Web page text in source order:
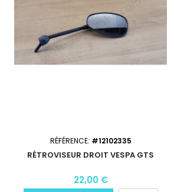
RÉFÉRENCE: #12102335
RÉTROVISEUR DROIT VESPA GTS
22,00 €